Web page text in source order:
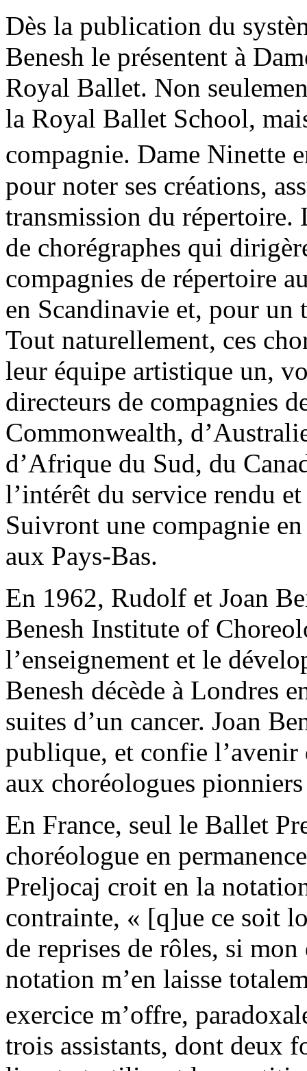
Dès la publication du
Benesh le présentent à
Royal Ballet. Non
la Royal Ballet School,
compagnie. Dame Ninette
pour noter ses créations,
transmission du
de chorégraphes qui
compagnies de répertoire
en Scandinavie et, pour
Tout naturellement, ces
leur équipe artistique un,
directeurs de compagnies
Commonwealth,
d’Afrique du Sud, du
l’intérêt du service rendu
Suivront une compagnie
aux Pays-Bas.
En 1962, Rudolf et Joan
Benesh Institute of
l’enseignement et le
Benesh décède à Londres
suites d’un cancer. Joan
publique, et confie l’avenir
aux choréologues
En France, seul le Ballet
choréologue en
Preljocaj croit en la
contrainte, « [q]ue ce soit
de reprises de rôles, si
notation m’en laisse
exercice m’offre,
trois assistants, dont deux